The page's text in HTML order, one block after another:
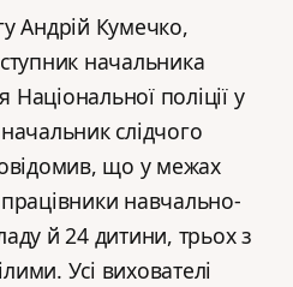
Андрій Кумечко,
начальника
поліції у
слідчого
що у межах
навчально-
й 24 дитини, трьох з
Усі вихователі